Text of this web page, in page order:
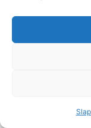
nekenkia
uogose, o